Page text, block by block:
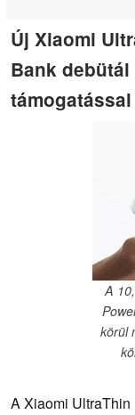
Új Xiaomi
Bank
támogatással
A
körül
A Xiaomi